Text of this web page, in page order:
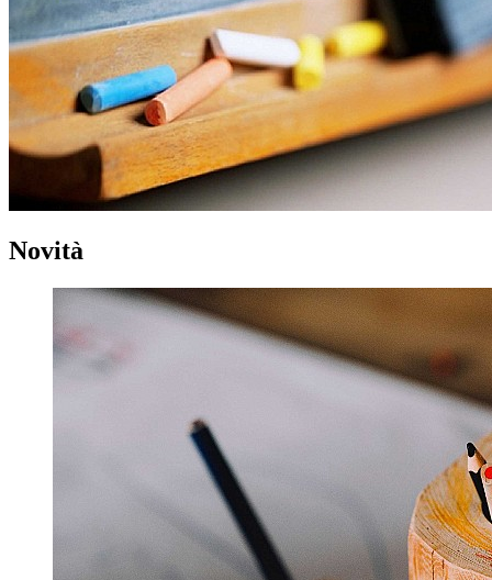
Novità